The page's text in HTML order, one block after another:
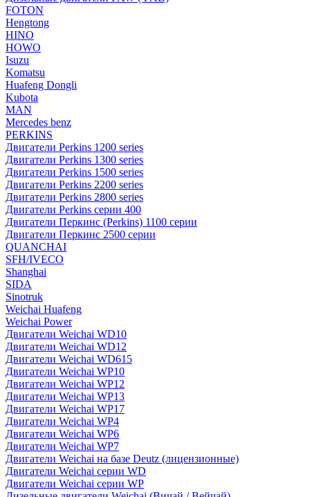
FOTON
Hengtong
HINO
HOWO
Isuzu
Komatsu
Huafeng Dongli
Kubota
MAN
Mercedes benz
PERKINS
Двигатели Perkins 1200 series
Двигатели Perkins 1300 series
Двигатели Perkins 1500 series
Двигатели Perkins 2200 series
Двигатели Perkins 2800 series
Двигатели Perkins серии 400
Двигатели Перкинс (Perkins) 1100 серии
Двигатели Перкинс 2500 серии
QUANCHAI
SFH/IVECO
Shanghai
SIDA
Sinotruk
Weichai Huafeng
Weichai Power
Двигатели Weichai WD10
Двигатели Weichai WD12
Двигатели Weichai WD615
Двигатели Weichai WP10
Двигатели Weichai WP12
Двигатели Weichai WP13
Двигатели Weichai WP17
Двигатели Weichai WP4
Двигатели Weichai WP6
Двигатели Weichai WP7
Двигатели Weichai на базе Deutz (лицензионные)
Двигатели Weichai серии WD
Двигатели Weichai серии WP